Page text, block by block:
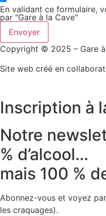
En validant ce formulaire,
par "Gare à la Cave"
Envoyer
Copyright © 2025 – Gare
Site web créé en
Inscription à
Notre
% d’alcool…
mais 100 %
Abonnez-vous et voyez
les craquages).